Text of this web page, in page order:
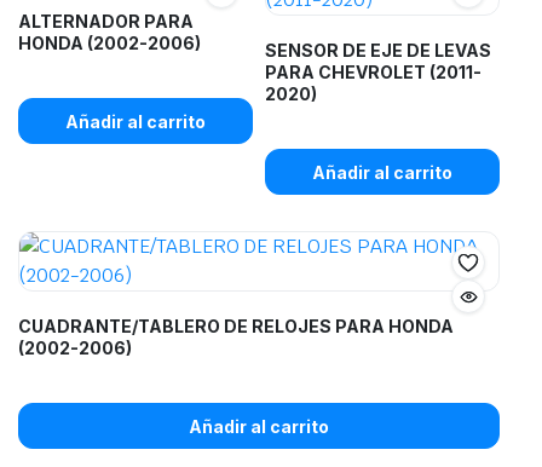
ALTERNADOR PARA
HONDA (2002-2006)
Añadir al carrito
SENSOR DE EJE DE LEVAS
PARA CHEVROLET (2011-
2020)
Añadir al carrito
CUADRANTE/TABLERO DE RELOJES PARA HONDA
(2002-2006)
Añadir al carrito